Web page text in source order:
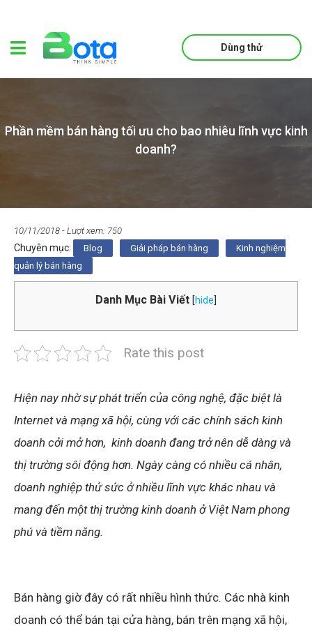
Dùng thử
Phần mềm bán hàng tối ưu cho bao nhiêu lĩnh vực kinh
doanh?
10/11/2018 - Lượt xem: 750
Chuyên mục: Blog Giải pháp bán hàng
Kinh nghiệm
quản lý bán hàng
Danh Mục Bài Viết [hide
Rate this post
Hiện nay nhờ sự phát triển của công nghệ, đặc biệt là
Internet và mạng xã hội, cùng với các chính sách kinh
doanh cởi mở hơn, kinh doanh đang trở nên dễ dàng và
thị trường sôi động hơn. Ngày càng có nhiều cá nhân,
doanh nghiệp thử sức ở nhiều lĩnh vực khác nhau và
mang đến một thị trường kinh doanh ở Việt Nam phong
phú và tiềm năng.
Bán hàng giờ đây có rất nhiều hình thức. Các nhà kinh
doanh có thể bán tại cửa hàng, bán trên mạng xã hội,